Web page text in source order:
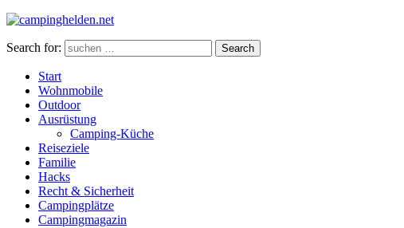
Search for: Search
Start
Wohnmobile
Outdoor
Ausrüstung
Camping-Küche
Reiseziele
Familie
Hacks
Recht & Sicherheit
Campingplätze
Campingmagazin